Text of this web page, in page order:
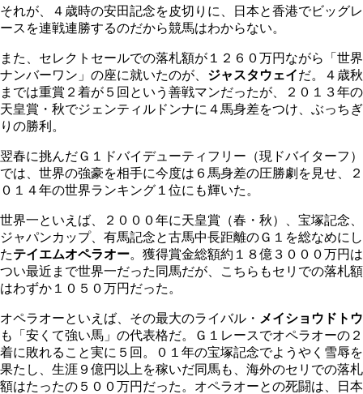
それが、４歳時の安田記念を皮切りに、日本と香港でビッグレ
ースを連戦連勝するのだから競馬はわからない。
また、セレクトセールでの落札額が１２６０万円ながら「世界
ナンバーワン」の座に就いたのが、 ジャスタウェイだ。４歳秋
までは重賞２着が５回という善戦マンだったが、２０１３年の
天皇賞・秋でジェンティルドンナに４馬身差をつけ、ぶっちぎ
りの勝利。
翌春に挑んだＧ１ドバイデューティフリー（現ドバイターフ）
では、世界の強豪を相手に今度は６馬身差の圧勝劇を見せ、２
０１４年の世界ランキング１位にも輝いた。
世界一といえば、２０００年に天皇賞（春・秋）、宝塚記念、
ジャパンカップ、有馬記念と古馬中長距離のＧ１を総なめにし
たテイエムオペラオー。獲得賞金総額約１８億３０００万円は
つい最近まで世界一だった同馬だが、こちらもセリでの落札額
はわずか１０５０万円だった。
オペラオーといえば、その最大のライバル・ メイショウドトウ
も「安くて強い馬」の代表格だ。Ｇ１レースでオペラオーの２
着に敗れること実に５回。０１年の宝塚記念でようやく雪辱を
果たし、生涯９億円以上を稼いだ同馬も、海外のセリでの落札
額はたったの５００万円だった。オペラオーとの死闘は、日本